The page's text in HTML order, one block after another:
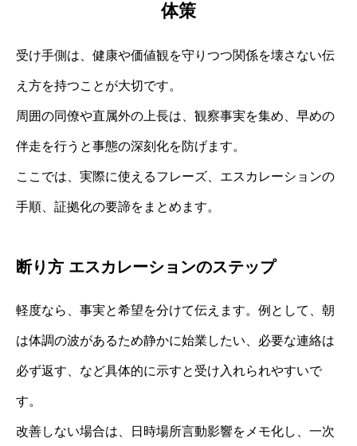
体策
受け手側は、健康や価値観を守りつつ関係を壊さない伝
え方を持つことが大切です。
周囲の同僚や直属外の上長は、観察事実を集め、早めの
伴走を行うと事態の深刻化を防げます。
ここでは、実際に使えるフレーズ、エスカレーションの
手順、証拠化の要諦をまとめます。
断り方 エスカレーションのステップ
軽度なら、事実と希望を分けて伝えます。例として、朝
は体調の波があるため静かに始業したい、必要な連絡は
必ず返す、など具体的に示すと受け入れられやすいで
す。
改善しない場合は、日時場所言動影響をメモ化し、一次